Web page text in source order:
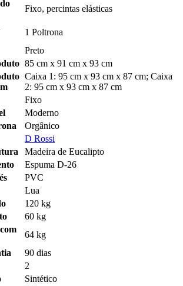
Fixo, percintas elásticas
1 Poltrona
Preto
85 cm x 91 cm x 93 cm
Caixa 1: 95 cm x 93 cm x 87 cm; Caixa
2: 95 cm x 93 cm x 87 cm
Fixo
Moderno
Orgânico
D Rossi
Madeira de Eucalipto
Espuma D-26
PVC
Lua
120 kg
60 kg
64 kg
90 dias
2
Sintético